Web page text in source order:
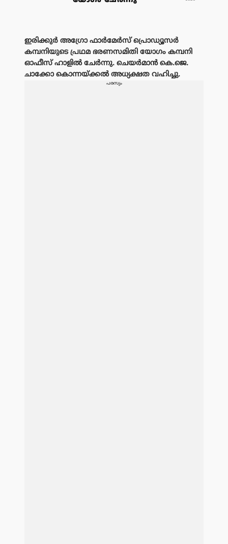
ഇരിക്കുർ അഗ്രോ ഫാർമേർസ് പ്രൊഡ്യൂസർ
കമ്പനിയുടെ പ്രഥമ ഭരണസമിതി യോഗം കമ്പനി
ഓഫീസ് ഹാളിൽ ചേർന്നു. ചെയർമാൻ കെ.ജെ.
ചാക്കോ കൊന്നയ്ക്കൽ അധ്യക്ഷത വഹിച്ചു.
പരസ്യം